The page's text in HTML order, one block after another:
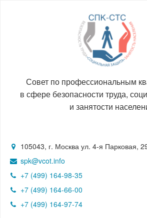
Совет по профессиональным
в сфере безопасности труда,
и занятости
105043, г. Москва ул. 4-я Парковая,
spk@vcot.info
+7 (499) 164-98-35
+7 (499) 164-66-00
+7 (499) 164-97-74